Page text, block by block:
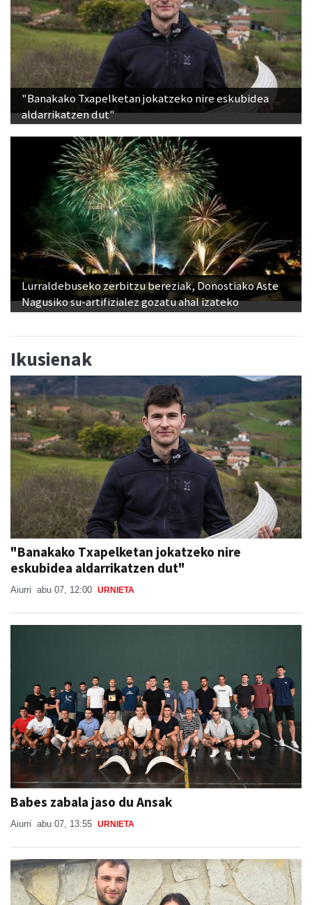
"Banakako Txapelketan jokatzeko nire eskubidea
aldarrikatzen dut"
Lurraldebuseko zerbitzu bereziak, Donostiako Aste
Nagusiko su-artifizialez gozatu ahal izateko
"Banakako Txapelketan jokatzeko nire
eskubidea aldarrikatzen dut"
Aiurri abu 07, 12:00 URNIETA
Babes zabala jaso du Ansak